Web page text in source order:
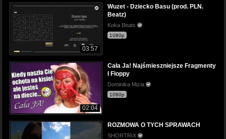
03:57
Wuzet - Dziecko Basu (prod. PLN.
Beatz)
Koka Beats
1080p
02:04
Cała Ja! Najśmieszniejsze Fragmenty
I Floppy
Dominika Mizia
1080p
ROZMOWA O TYCH SPRAWACH
SHORTRIX